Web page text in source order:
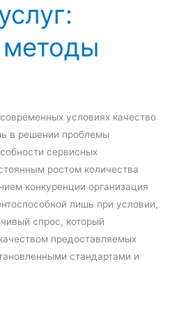
методы
условиях качество
в решении проблемы
сервисных
ростом количества
конкуренции организация
лишь при условии,
спрос, который
предоставляемых
стандартами и